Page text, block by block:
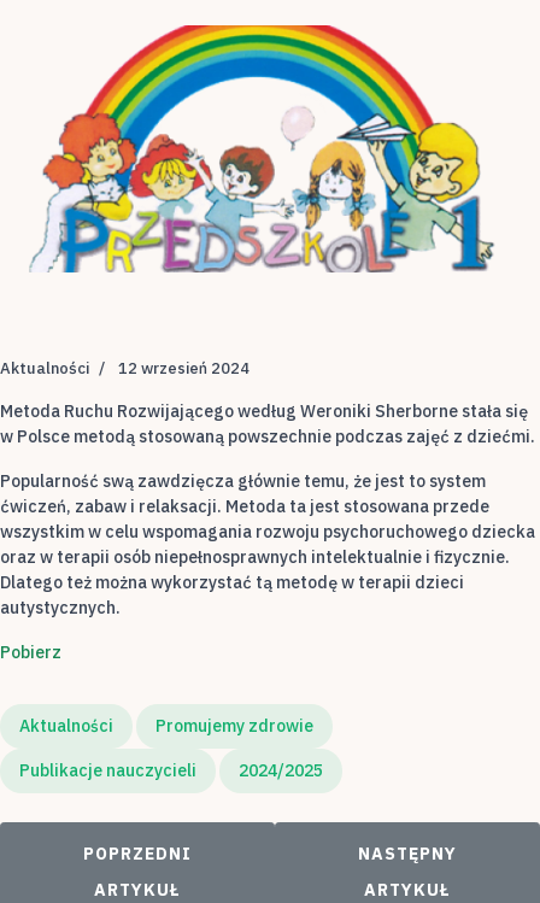
Aktualności 12 wrzesień 2024
Metoda Ruchu Rozwijającego według Weroniki Sherborne stała się
w Polsce metodą stosowaną powszechnie podczas zajęć z dziećmi.
Popularność swą zawdzięcza głównie temu, że jest to system
ćwiczeń, zabaw i relaksacji. Metoda ta jest stosowana przede
wszystkim w celu wspomagania rozwoju psychoruchowego dziecka
oraz w terapii osób niepełnosprawnych intelektualnie i fizycznie.
Dlatego też można wykorzystać tą metodę w terapii dzieci
autystycznych.
Pobierz
Aktualności Promujemy zdrowie
Publikacje nauczycieli 2024/2025
POPRZEDNI ARTYKUŁ: UROCZYSTE OTWARCIE
POPRZEDNI
ARTYKUŁ
NASTĘPNY
NASTĘPNY
ARTYKUŁ